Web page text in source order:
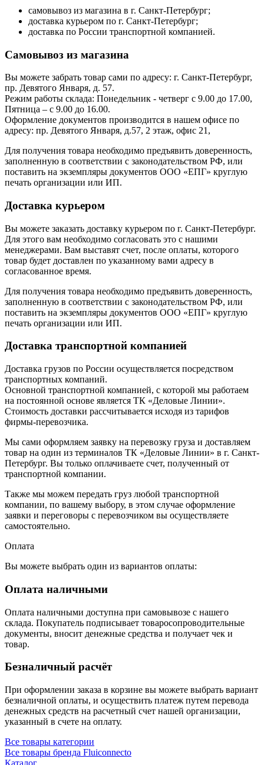
самовывоз из магазина в г. Санкт-Петербург;
доставка курьером по г. Санкт-Петербург;
доставка по России транспортной компанией.
Самовывоз из магазина
Вы можете забрать товар сами по адресу: г. Санкт-Петербург,
пр. Девятого Января, д. 57.
Режим работы склада: Понедельник - четверг с 9.00 до 17.00,
Пятница – с 9.00 до 16.00.
Оформление документов производится в нашем офисе по
адресу: пр. Девятого Января, д.57, 2 этаж, офис 21,
Для получения товара необходимо предъявить доверенность,
заполненную в соответствии с законодательством РФ, или
поставить на экземпляры документов ООО «ЕПГ» круглую
печать организации или ИП.
Доставка курьером
Вы можете заказать доставку курьером по г. Санкт-Петербург.
Для этого вам необходимо согласовать это с нашими
менеджерами. Вам выставят счет, после оплаты, которого
товар будет доставлен по указанному вами адресу в
согласованное время.
Для получения товара необходимо предъявить доверенность,
заполненную в соответствии с законодательством РФ, или
поставить на экземпляры документов ООО «ЕПГ» круглую
печать организации или ИП.
Доставка транспортной компанией
Доставка грузов по России осуществляется посредством
транспортных компаний.
Основной транспортной компанией, с которой мы работаем
на постоянной основе является ТК «Деловые Линии».
Стоимость доставки рассчитывается исходя из тарифов
фирмы-перевозчика.
Мы сами оформляем заявку на перевозку груза и доставляем
товар на один из терминалов ТК «Деловые Линии» в г. Санкт-
Петербург. Вы только оплачиваете счет, полученный от
транспортной компании.
Также мы можем передать груз любой транспортной
компании, по вашему выбору, в этом случае оформление
заявки и переговоры с перевозчиком вы осуществляете
самостоятельно.
Оплата
Вы можете выбрать один из вариантов оплаты:
Оплата наличными
Оплата наличными доступна при самовывозе с нашего
склада. Покупатель подписывает товаросопроводительные
документы, вносит денежные средства и получает чек и
товар.
Безналичный расчёт
При оформлении заказа в корзине вы можете выбрать вариант
безналичной оплаты, и осуществить платеж путем перевода
денежных средств на расчетный счет нашей организации,
указанный в счете на оплату.
Все товары категории
Все товары бренда Fluiconnecto
Каталог